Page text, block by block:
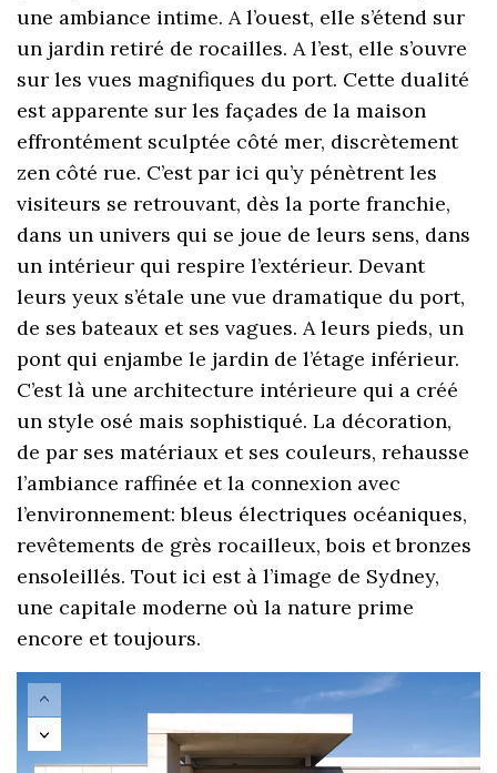
une ambiance intime. A l’ouest, elle s’étend sur
un jardin retiré de rocailles. A l’est, elle s’ouvre
sur les vues magnifiques du port. Cette dualité
est apparente sur les façades de la maison
effrontément sculptée côté mer, discrètement
zen côté rue. C’est par ici qu’y pénètrent les
visiteurs se retrouvant, dès la porte franchie,
dans un univers qui se joue de leurs sens, dans
un intérieur qui respire l’extérieur. Devant
leurs yeux s’étale une vue dramatique du port,
de ses bateaux et ses vagues. A leurs pieds, un
pont qui enjambe le jardin de l’étage inférieur.
C’est là une architecture intérieure qui a créé
un style osé mais sophistiqué. La décoration,
de par ses matériaux et ses couleurs, rehausse
l’ambiance raffinée et la connexion avec
l’environnement: bleus électriques océaniques,
revêtements de grès rocailleux, bois et bronzes
ensoleillés. Tout ici est à l’image de Sydney,
une capitale moderne où la nature prime
encore et toujours.